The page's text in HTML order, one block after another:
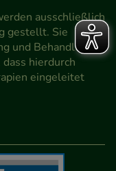
ausschließlich
gestellt. Sie
und Behandlung
hierdurch
eingeleitet